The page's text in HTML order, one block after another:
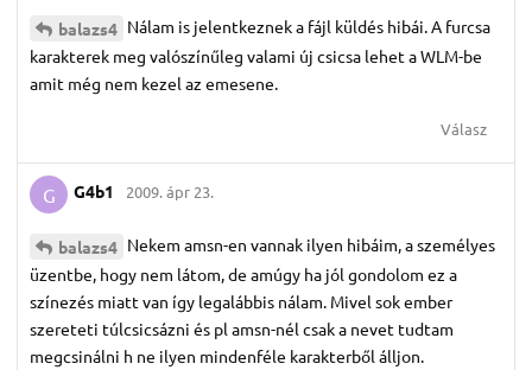
balazs4 Nálam is jelentkeznek a fájl küldés hibái. A furcsa
karakterek meg valószínűleg valami új csicsa lehet a WLM-be
amit még nem kezel az emesene.
Válasz
G G4b1 2009. ápr 23.
balazs4 Nekem amsn-en vannak ilyen hibáim, a személyes
üzentbe, hogy nem látom, de amúgy ha jól gondolom ez a
színezés miatt van így legalábbis nálam. Mivel sok ember
szereteti túlcsicsázni és pl amsn-nél csak a nevet tudtam
megcsinálni h ne ilyen mindenféle karakterből álljon.